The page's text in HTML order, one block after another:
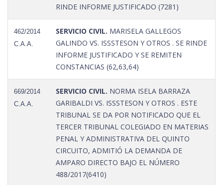
RINDE INFORME JUSTIFICADO (7281)
462/2014
C.A.A.
SERVICIO CIVIL. MARISELA GALLEGOS
GALINDO VS. ISSSTESON Y OTROS . SE RINDE
INFORME JUSTIFICADO Y SE REMITEN
CONSTANCIAS (62,63,64)
669/2014
C.A.A.
SERVICIO CIVIL. NORMA ISELA BARRAZA
GARIBALDI VS. ISSSTESON Y OTROS . ESTE
TRIBUNAL SE DA POR NOTIFICADO QUE EL
TERCER TRIBUNAL COLEGIADO EN MATERIAS
PENAL Y ADMINISTRATIVA DEL QUINTO
CIRCUITO, ADMITIÓ LA DEMANDA DE
AMPARO DIRECTO BAJO EL NÚMERO
488/2017(6410)